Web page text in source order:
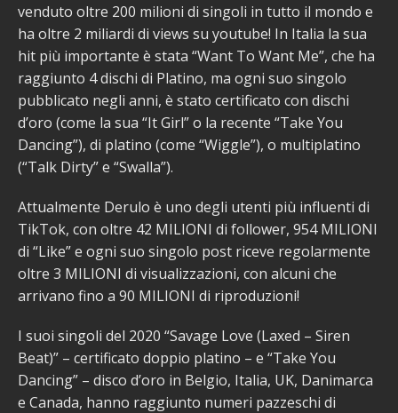
venduto oltre 200 milioni di singoli in tutto il mondo e
ha oltre 2 miliardi di views su youtube! In Italia la sua
hit più importante è stata “Want To Want Me”, che ha
raggiunto 4 dischi di Platino, ma ogni suo singolo
pubblicato negli anni, è stato certificato con dischi
d’oro (come la sua “It Girl” o la recente “Take You
Dancing”), di platino (come “Wiggle”), o multiplatino
(“Talk Dirty” e “Swalla”).
Attualmente Derulo è uno degli utenti più influenti di
TikTok, con oltre 42 MILIONI di follower, 954 MILIONI
di “Like” e ogni suo singolo post riceve regolarmente
oltre 3 MILIONI di visualizzazioni, con alcuni che
arrivano fino a 90 MILIONI di riproduzioni!
I suoi singoli del 2020 “Savage Love (Laxed – Siren
Beat)” – certificato doppio platino – e “Take You
Dancing” – disco d’oro in Belgio, Italia, UK, Danimarca
e Canada, hanno raggiunto numeri pazzeschi di